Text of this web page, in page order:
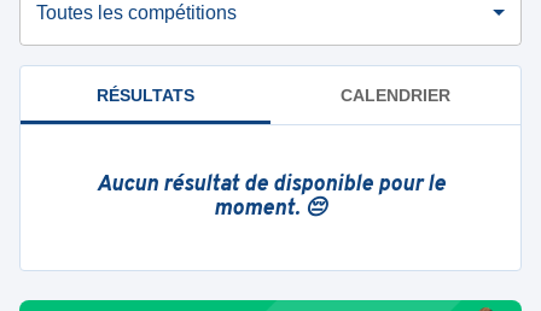
Toutes les compétitions
RÉSULTATS CALENDRIER
Aucun résultat de disponible pour le
moment. 😔